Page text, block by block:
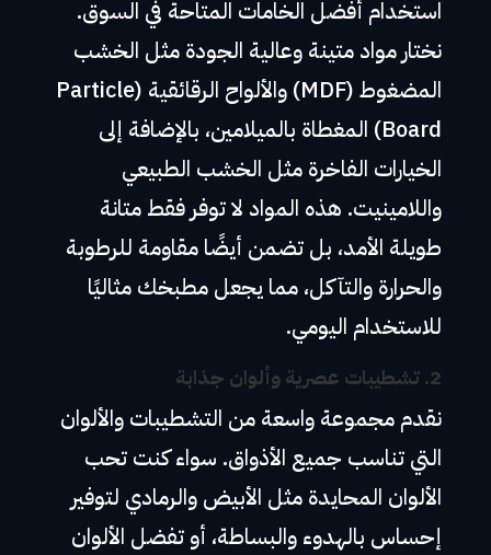
استخدام أفضل الخامات المتاحة في السوق.
نختار مواد متينة وعالية الجودة مثل الخشب
المضغوط (MDF) والألواح الرقائقية (Particle
Board) المغطاة بالميلامين، بالإضافة إلى
الخيارات الفاخرة مثل الخشب الطبيعي
واللامينيت. هذه المواد لا توفر فقط متانة
طويلة الأمد، بل تضمن أيضًا مقاومة للرطوبة
والحرارة والتآكل، مما يجعل مطبخك مثاليًا
للاستخدام اليومي.
2. تشطيبات عصرية وألوان جذابة
نقدم مجموعة واسعة من التشطيبات والألوان
التي تناسب جميع الأذواق. سواء كنت تحب
الألوان المحايدة مثل الأبيض والرمادي لتوفير
إحساس بالهدوء والبساطة، أو تفضل الألوان